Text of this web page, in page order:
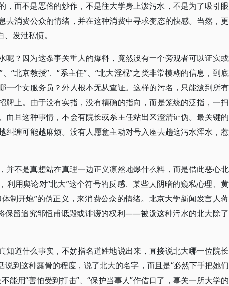
，而不是恶俗的炒作，不是往大学身上泼污水，不是为了吸引眼
去消费公众的情绪，并在这种消费中寻求变态的快感。当然，更
发泄私愤。
呢？因为这条事关重大的爆料，竟然没有一个旁观者可以证实或
“北京教授”、“系主任”、“北大淫棍”之类非常模糊的信息，到底
一个女服务员？外人根本无从查证。这样的污名，只能泼到所有
牌上。由于没有实指，没有精确的指向，而是笼统的泛指，一扫
而且这种事情，不会有院长或系主任站出来澄清证伪。最关键的
纠缠可能越麻烦。没有人愿意主动对号入座去趟这污水浑水，惹
并不是真想站在真理一边正义凛然地爆什么料，而是借此恶心北
利用舆论对“北大”这个符号的反感、某些人阴暗的窥私心理、黄
制开炮”的伪正义，来消费公众的情绪。北京大学新闻发言人蒋
保留追究邹恒甫诋毁或诽谤的权利——被泼这种污水的北大除了
知道什么事实，不妨指名道姓地说出来，直接说北大哪一位院长
到这种露骨的程度，说了北大的名字，而且是“必然下手把她们
能用“害怕受到打击”、“保护当事人”作借口了，事关一所大学的